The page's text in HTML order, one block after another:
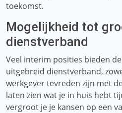
toekomst.
Mogelijkheid tot
dienstverband
Veel interim posities bieden
uitgebreid dienstverband,
werkgever tevreden zijn met
laten zien wat je in huis hebt
vergroot je je kansen op een